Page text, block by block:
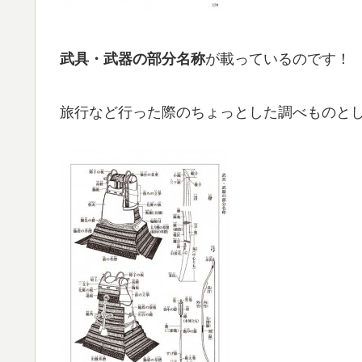
武具・武器の部分名称が載っているのです！
旅行など行った際のちょっとした調べものと